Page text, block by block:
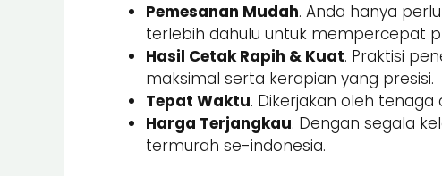
Pemesanan Mudah. Anda hanya
terlebih dahulu untuk mempercepat
Hasil Cetak Rapih & Kuat. Praktisi
maksimal serta kerapian yang presisi.
Tepat Waktu. Dikerjakan oleh
Harga Terjangkau. Dengan segala
termurah se-indonesia.